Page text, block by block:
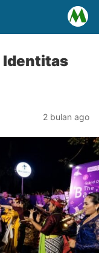
Identitas
2 bulan ago